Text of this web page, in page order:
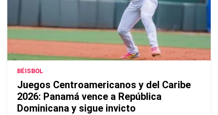
BÉISBOL
Juegos Centroamericanos y del Caribe
2026: Panamá vence a República
Dominicana y sigue invicto